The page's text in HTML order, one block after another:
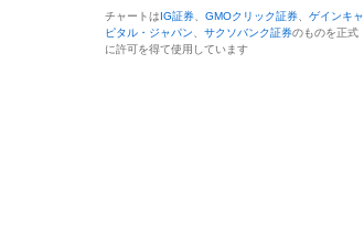
チャートはIG証券 GMOクリック証券
ゲインキャ
ピタル・ジャパン
サクソバンク証券のものを正式
に許可を得て使用しています